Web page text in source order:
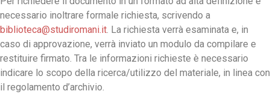
necessario inoltrare formale richiesta, scrivendo a
biblioteca@studiromani.it. La richiesta verrà esaminata e, in
caso di approvazione, verrà inviato un modulo da compilare e
restituire firmato. Tra le informazioni richieste è necessario
indicare lo scopo della ricerca/utilizzo del materiale, in linea con
il regolamento d’archivio.